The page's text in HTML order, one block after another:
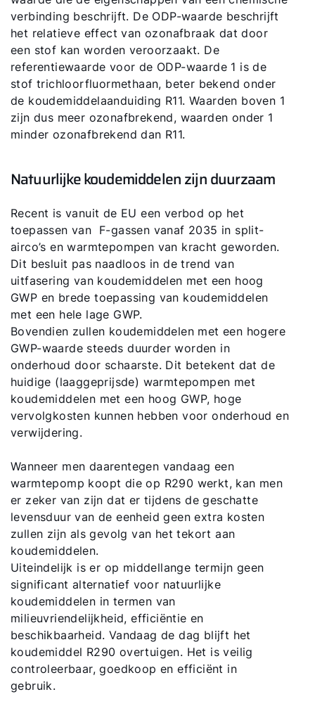
verbinding beschrijft. De ODP-waarde beschrijft
het relatieve effect van ozonafbraak dat door
een stof kan worden veroorzaakt. De
referentiewaarde voor de ODP-waarde 1 is de
stof trichloorfluormethaan, beter bekend onder
de koudemiddelaanduiding R11. Waarden boven 1
zijn dus meer ozonafbrekend, waarden onder 1
minder ozonafbrekend dan R11.
Natuurlijke koudemiddelen zijn duurzaam
Recent is vanuit de EU een verbod op het
toepassen van F-gassen vanaf 2035 in split-
airco’s en warmtepompen van kracht geworden.
Dit besluit pas naadloos in de trend van
uitfasering van koudemiddelen met een hoog
GWP en brede toepassing van koudemiddelen
met een hele lage GWP.
Bovendien zullen koudemiddelen met een hogere
GWP-waarde steeds duurder worden in
onderhoud door schaarste. Dit betekent dat de
huidige (laaggeprijsde) warmtepompen met
koudemiddelen met een hoog GWP, hoge
vervolgkosten kunnen hebben voor onderhoud en
verwijdering.
Wanneer men daarentegen vandaag een
warmtepomp koopt die op R290 werkt, kan men
er zeker van zijn dat er tijdens de geschatte
levensduur van de eenheid geen extra kosten
zullen zijn als gevolg van het tekort aan
koudemiddelen.
Uiteindelijk is er op middellange termijn geen
significant alternatief voor natuurlijke
koudemiddelen in termen van
milieuvriendelijkheid, efficiëntie en
beschikbaarheid. Vandaag de dag blijft het
koudemiddel R290 overtuigen. Het is veilig
controleerbaar, goedkoop en efficiënt in
gebruik.